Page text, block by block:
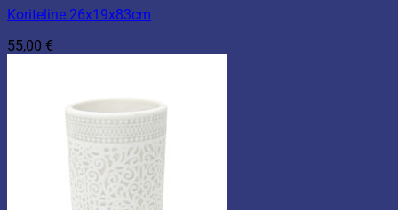
Koriteline 26x19x83cm
55,00 €